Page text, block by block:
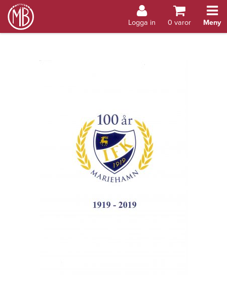
Åland
Logga in 0 varor Meny